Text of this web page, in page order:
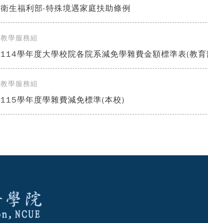
衛生福利部-特殊境遇家庭扶助條例
教學服務組
114學年度大學校院各院系減免學雜費金額標準表(教
教學服務組
115學年度學雜費減免標準(本校)